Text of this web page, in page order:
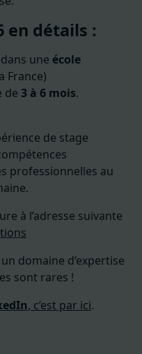
en détails :
dans une école
France)
de 3 à 6 mois.
de stage
professionnelles au
à l’adresse suivante
domaine d’expertise
sont rares !
, c’est par ici.